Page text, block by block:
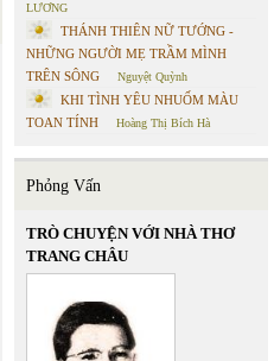
LƯƠNG
THÁNH THIÊN NỮ TƯỚNG -
NHỮNG NGƯỜI MẸ TRẦM MÌNH
TRÊN SÔNG
Nguyệt Quỳnh
KHI TÌNH YÊU NHUỐM MÀU
TOAN TÍNH
Hoàng Thị Bích Hà
Phỏng Vấn
TRÒ CHUYỆN VỚI NHÀ THƠ
TRANG CHÂU